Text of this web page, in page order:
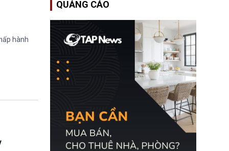
hành
nguy cơ thiếu hụt lực
lượng trầm trọng. Điều
này cần được đặc biệt
chú ý bởi nếu các siêu
bão đổ bộ Hoa Kỳ ở nửa
cuối năm 2026, lực
lượng ứng phó “mỏng”
có thể làm nghẽn công
tác cứu trợ; dẫn đến hệ
thống ứng phó khẩn cấp
quốc gia quá tải.
QUẢNG CÁO